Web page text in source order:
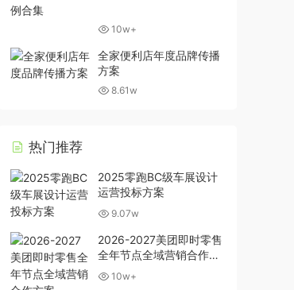
10w+
全家便利店年度品牌传播
方案
8.61w
热门推荐
2025零跑BC级车展设计
运营投标方案
9.07w
2026-2027美团即时零售
全年节点全域营销合作方
案 10w+